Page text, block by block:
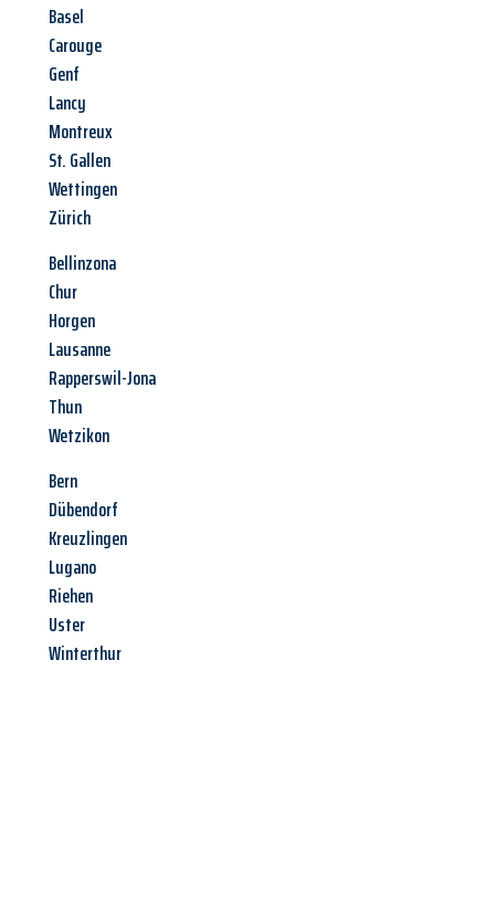
Basel
Carouge
Genf
Lancy
Montreux
St. Gallen
Wettingen
Zürich
Bellinzona
Chur
Horgen
Lausanne
Rapperswil-Jona
Thun
Wetzikon
Bern
Dübendorf
Kreuzlingen
Lugano
Riehen
Uster
Winterthur